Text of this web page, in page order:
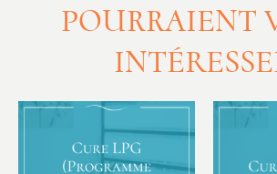
POURRAIENT